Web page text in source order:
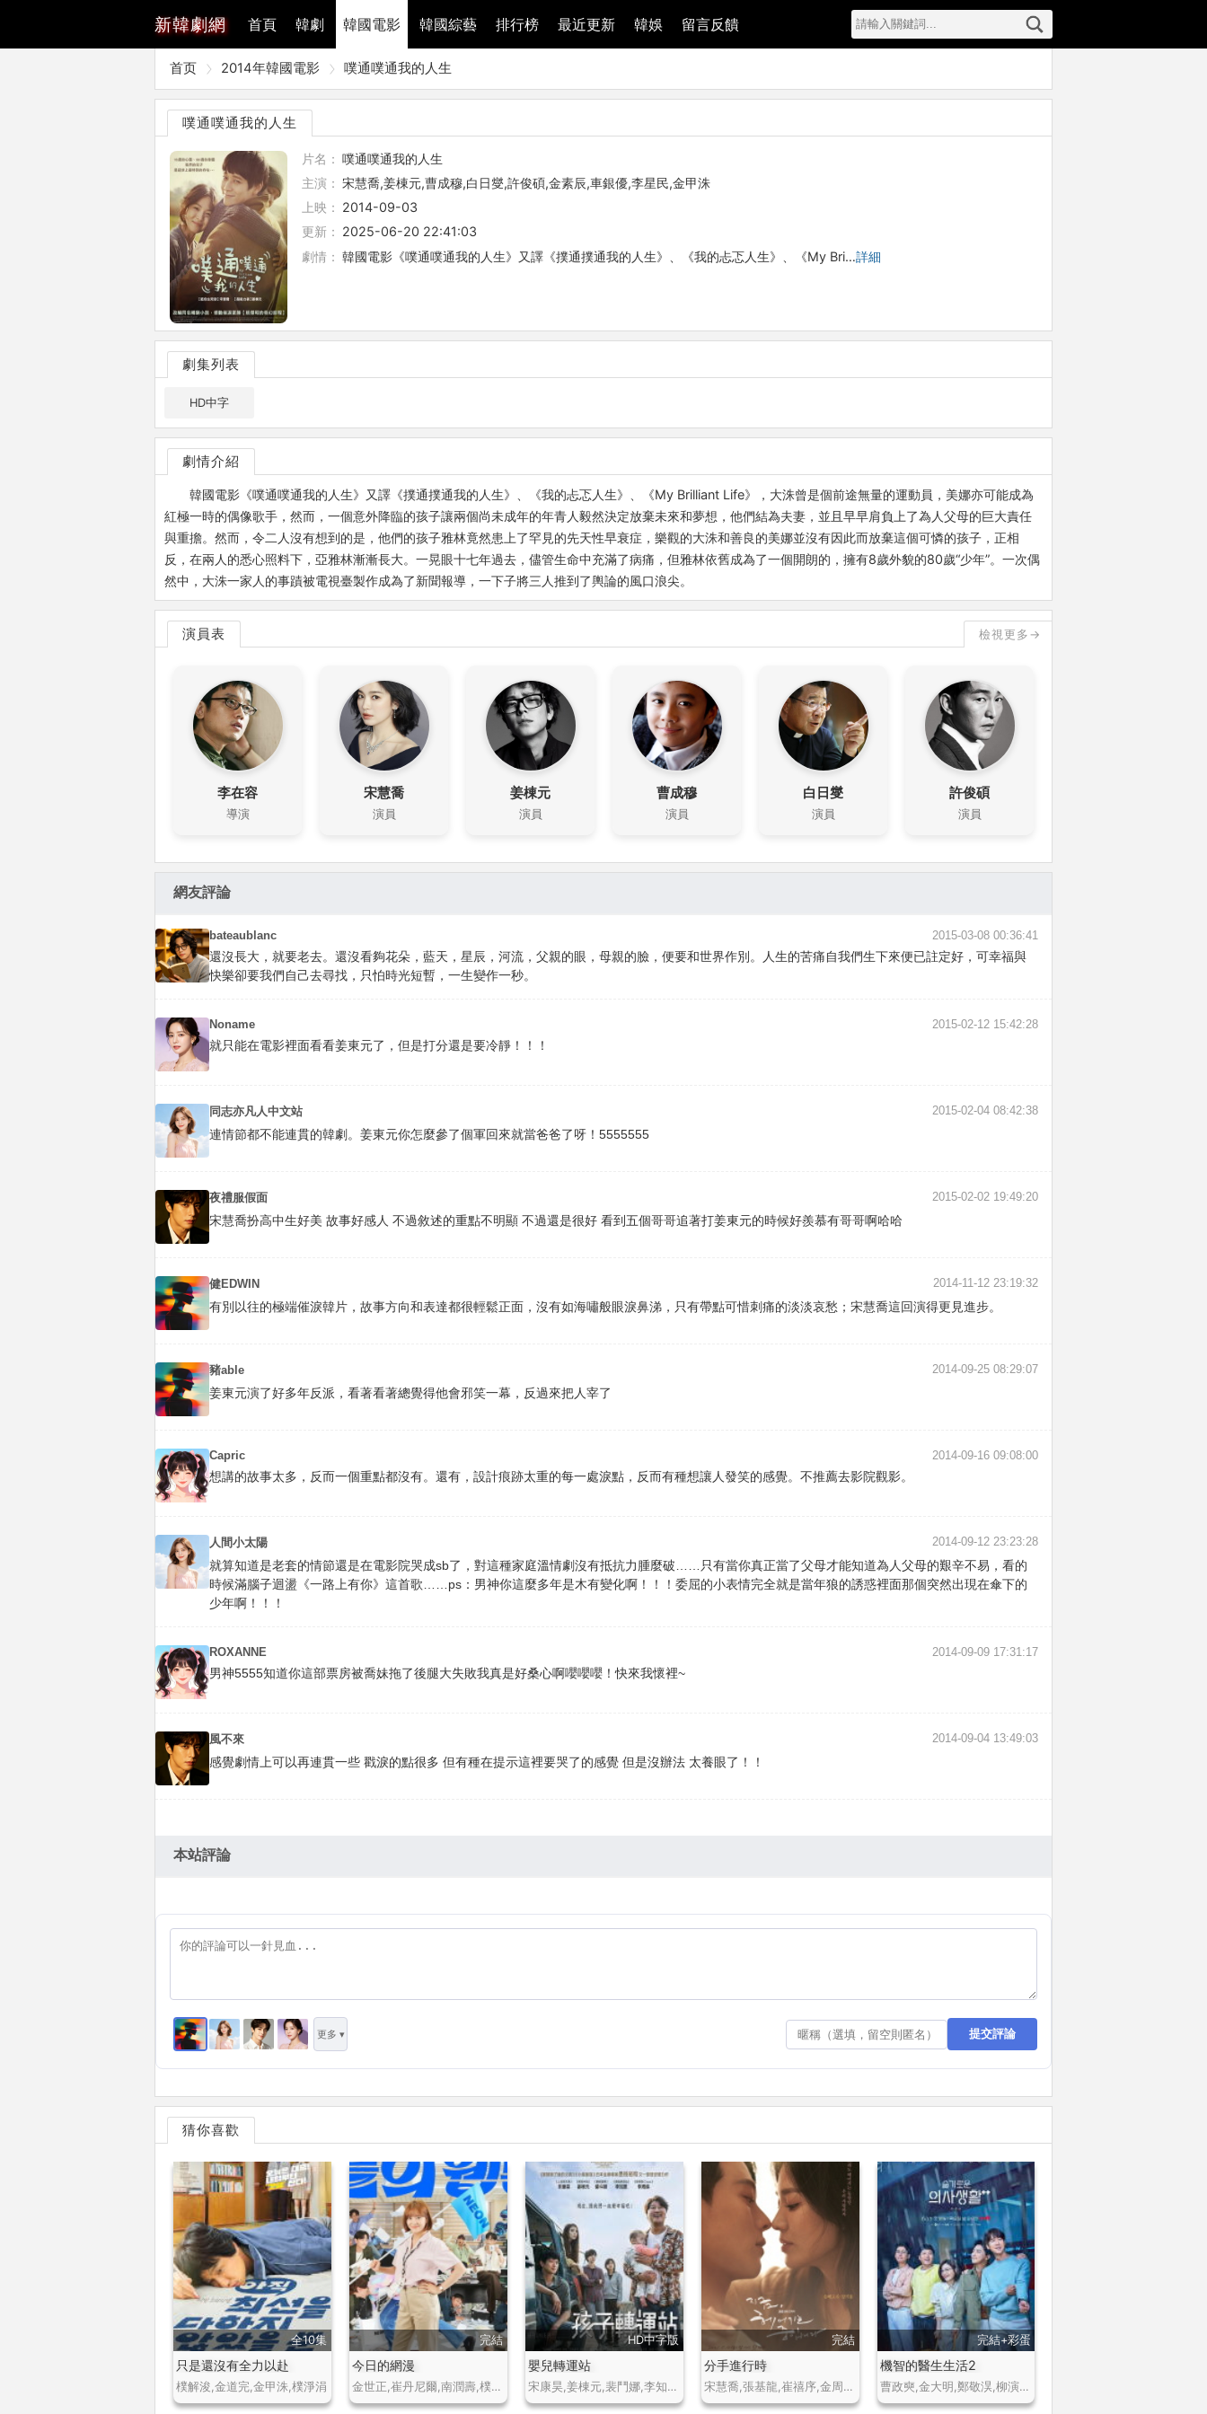
新韓劇網 首頁 韓劇 韓國電影 韓國綜藝 排行榜 最近更新 韓娛 留言反饋
首页 2014年韓國電影 噗通噗通我的人生
噗通噗通我的人生
片名： 噗通噗通我的人生
主演： 宋慧喬,姜棟元,曹成穆,白日燮,許俊碩,金素辰,車銀優,李星民,金甲洙
上映： 2014-09-03
更新： 2025-06-20 22:41:03
劇情： 韓國電影《噗通噗通我的人生》又譯《撲通撲通我的人生》、《我的忐忑人生》、《My Bri…詳細
劇集列表
HD中字
劇情介紹
韓國電影《噗通噗通我的人生》又譯《撲通撲通我的人生》、《我的忐忑人生》、《My Brilliant Life》，大洙曾是個前途無量的運動員，美娜亦可能成為
紅極一時的偶像歌手，然而，一個意外降臨的孩子讓兩個尚未成年的年青人毅然決定放棄未來和夢想，他們結為夫妻，並且早早肩負上了為人父母的巨大責任
與重擔。然而，令二人沒有想到的是，他們的孩子雅林竟然患上了罕見的先天性早衰症，樂觀的大洙和善良的美娜並沒有因此而放棄這個可憐的孩子，正相
反，在兩人的悉心照料下，亞雅林漸漸長大。一晃眼十七年過去，儘管生命中充滿了病痛，但雅林依舊成為了一個開朗的，擁有8歲外貌的80歲“少年”。一次偶
然中，大洙一家人的事蹟被電視臺製作成為了新聞報導，一下子將三人推到了輿論的風口浪尖。
演員表 檢視更多→
李在容
導演
宋慧喬
演員
姜棟元
演員
曹成穆
演員
白日燮
演員
許俊碩
演員
網友評論
bateaublanc 2015-03-08 00:36:41
還沒長大，就要老去。還沒看夠花朵，藍天，星辰，河流，父親的眼，母親的臉，便要和世界作別。人生的苦痛自我們生下來便已註定好，可幸福與
快樂卻要我們自己去尋找，只怕時光短暫，一生變作一秒。
Noname 2015-02-12 15:42:28
就只能在電影裡面看看姜東元了，但是打分還是要冷靜！！！
同志亦凡人中文站 2015-02-04 08:42:38
連情節都不能連貫的韓劇。姜東元你怎麼參了個軍回來就當爸爸了呀！5555555
夜禮服假面 2015-02-02 19:49:20
宋慧喬扮高中生好美 故事好感人 不過敘述的重點不明顯 不過還是很好 看到五個哥哥追著打姜東元的時候好羨慕有哥哥啊哈哈
健EDWIN 2014-11-12 23:19:32
有別以往的極端催淚韓片，故事方向和表達都很輕鬆正面，沒有如海嘯般眼淚鼻涕，只有帶點可惜刺痛的淡淡哀愁；宋慧喬這回演得更見進步。
豬able 2014-09-25 08:29:07
姜東元演了好多年反派，看著看著總覺得他會邪笑一幕，反過來把人宰了
Capric 2014-09-16 09:08:00
想講的故事太多，反而一個重點都沒有。還有，設計痕跡太重的每一處淚點，反而有種想讓人發笑的感覺。不推薦去影院觀影。
人間小太陽 2014-09-12 23:23:28
就算知道是老套的情節還是在電影院哭成sb了，對這種家庭溫情劇沒有抵抗力腫麼破……只有當你真正當了父母才能知道為人父母的艱辛不易，看的
時候滿腦子迴盪《一路上有你》這首歌……ps：男神你這麼多年是木有變化啊！！！委屈的小表情完全就是當年狼的誘惑裡面那個突然出現在傘下的
少年啊！！！
ROXANNE 2014-09-09 17:31:17
男神5555知道你這部票房被喬妹拖了後腿大失敗我真是好桑心啊嚶嚶嚶！快來我懷裡~
風不來 2014-09-04 13:49:03
感覺劇情上可以再連貫一些 戳淚的點很多 但有種在提示這裡要哭了的感覺 但是沒辦法 太養眼了！！
本站評論
更多 ▾ 提交評論
猜你喜歡
全10集
只是還沒有全力以赴
樸解浚,金道完,金甲洙,樸淨涓
完結
今日的網漫
金世正,崔丹尼爾,南潤壽,樸浩山,梁炫民,姜萊燕,安泰煥,金甲洙,孫東雲,林徹洙
HD中字版
嬰兒轉運站
宋康昊,姜棟元,裴鬥娜,李知恩,李珠英,白賢鎮,金藝恩,宋清晨
完結
分手進行時
宋慧喬,張基龍,崔禧序,金周憲,樸孝珠,尹那武
完結+彩蛋
機智的醫生生活2
曹政奭,金大明,鄭敬淏,柳演錫,田美都,金海淑,金甲洙,丁文晟